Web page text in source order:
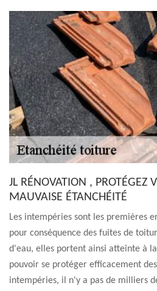
JL RÉNOVATION , PROTÉGEZ
MAUVAISE ÉTANCHÉITÉ
Les intempéries sont les premières
pour conséquence des fuites de
d'eau, elles portent ainsi atteinte à
pouvoir se protéger efficacement
intempéries, il n'y a pas de milliers